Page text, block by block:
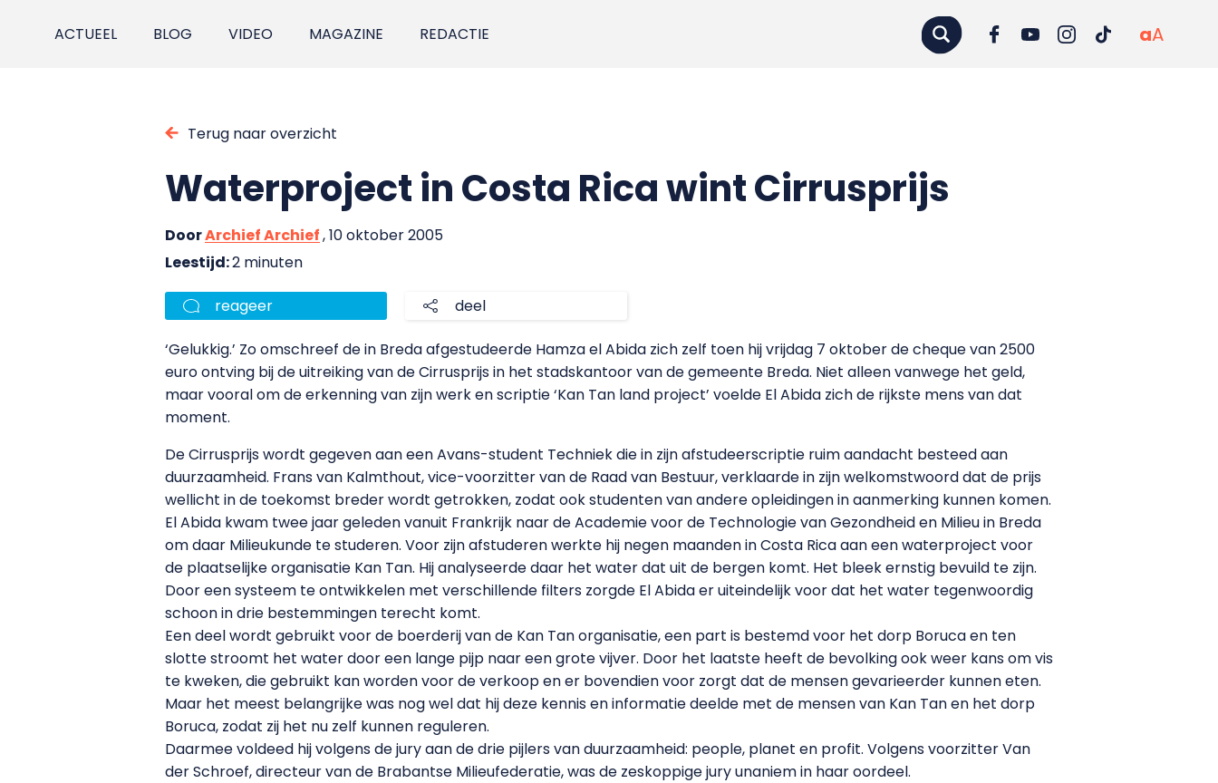
ACTUEEL BLOG VIDEO MAGAZINE REDACTIE aA
Terug naar overzicht
Waterproject in Costa Rica wint Cirrusprijs
DoorArchief Archief, 10 oktober 2005
Leestijd:2 minuten
reageer deel
‘Gelukkig.’ Zo omschreef de in Breda afgestudeerde Hamza el Abida zich zelf toen hij vrijdag 7 oktober de cheque van 2500
euro ontving bij de uitreiking van de Cirrusprijs in het stadskantoor van de gemeente Breda. Niet alleen vanwege het geld,
maar vooral om de erkenning van zijn werk en scriptie ‘Kan Tan land project’ voelde El Abida zich de rijkste mens van dat
moment.
De Cirrusprijs wordt gegeven aan een Avans-student Techniek die in zijn afstudeerscriptie ruim aandacht besteed aan
duurzaamheid. Frans van Kalmthout, vice-voorzitter van de Raad van Bestuur, verklaarde in zijn welkomstwoord dat de prijs
wellicht in de toekomst breder wordt getrokken, zodat ook studenten van andere opleidingen in aanmerking kunnen komen.
El Abida kwam twee jaar geleden vanuit Frankrijk naar de Academie voor de Technologie van Gezondheid en Milieu in Breda
om daar Milieukunde te studeren. Voor zijn afstuderen werkte hij negen maanden in Costa Rica aan een waterproject voor
de plaatselijke organisatie Kan Tan. Hij analyseerde daar het water dat uit de bergen komt. Het bleek ernstig bevuild te zijn.
Door een systeem te ontwikkelen met verschillende filters zorgde El Abida er uiteindelijk voor dat het water tegenwoordig
schoon in drie bestemmingen terecht komt.
Een deel wordt gebruikt voor de boerderij van de Kan Tan organisatie, een part is bestemd voor het dorp Boruca en ten
slotte stroomt het water door een lange pijp naar een grote vijver. Door het laatste heeft de bevolking ook weer kans om vis
te kweken, die gebruikt kan worden voor de verkoop en er bovendien voor zorgt dat de mensen gevarieerder kunnen eten.
Maar het meest belangrijke was nog wel dat hij deze kennis en informatie deelde met de mensen van Kan Tan en het dorp
Boruca, zodat zij het nu zelf kunnen reguleren.
Daarmee voldeed hij volgens de jury aan de drie pijlers van duurzaamheid: people, planet en profit. Volgens voorzitter Van
der Schroef, directeur van de Brabantse Milieufederatie, was de zeskoppige jury unaniem in haar oordeel.